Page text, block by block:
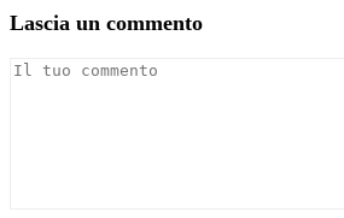
Lascia un commento